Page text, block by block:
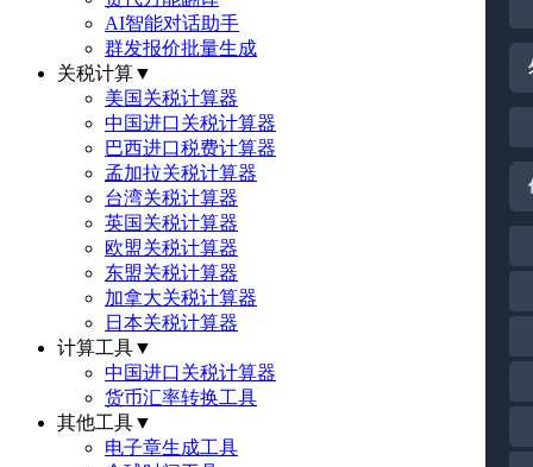
AI智能对话助手
群发报价批量生成
关税计算▼
美国关税计算器
中国进口关税计算器
巴西进口税费计算器
孟加拉关税计算器
台湾关税计算器
英国关税计算器
欧盟关税计算器
东盟关税计算器
加拿大关税计算器
日本关税计算器
计算工具▼
中国进口关税计算器
货币汇率转换工具
其他工具▼
电子章生成工具